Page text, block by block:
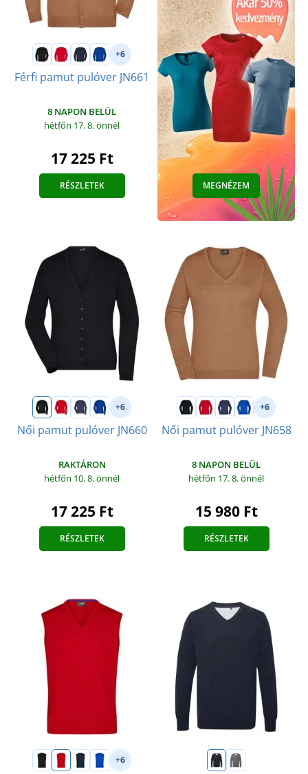
+6
Férfi pamut pulóver JN661
8 NAPON BELÜL
hétfőn 17. 8.önnél
17 225 Ft
RÉSZLETEK MEGNÉZEM
+6
Női pamut pulóver JN660
RAKTÁRON
hétfőn 10. 8.önnél
17 225 Ft
RÉSZLETEK
+6
Női pamut pulóver JN658
8 NAPON BELÜL
hétfőn 17. 8.önnél
15 980 Ft
RÉSZLETEK
+6